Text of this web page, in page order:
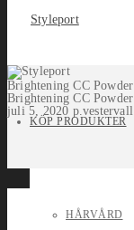
KÖP PRODUKTER
HÅRVÅRD
Brightening CC Powder
Brightening CC Powder
juli 5, 2020 p.vestervall